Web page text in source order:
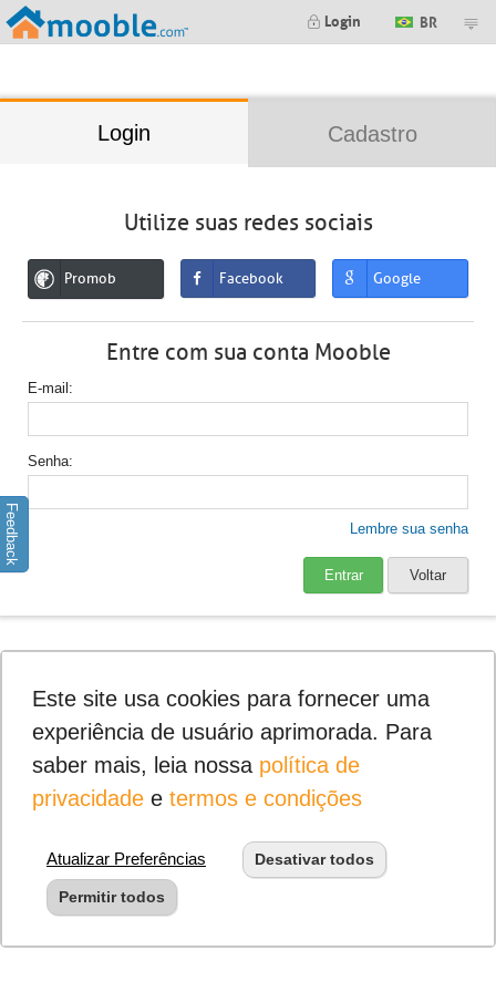
Login BR
Login Cadastro
Utilize suas redes sociais
Promob Facebook Google
Entre com sua conta Mooble
E-mail
Senha
Lembre sua senha
Entrar Voltar
Feedback
Este site usa cookies para fornecer uma
experiência de usuário aprimorada. Para
saber mais, leia nossa política de
privacidadee termos e condições
Atualizar Preferências Desativar todos
Permitir todos